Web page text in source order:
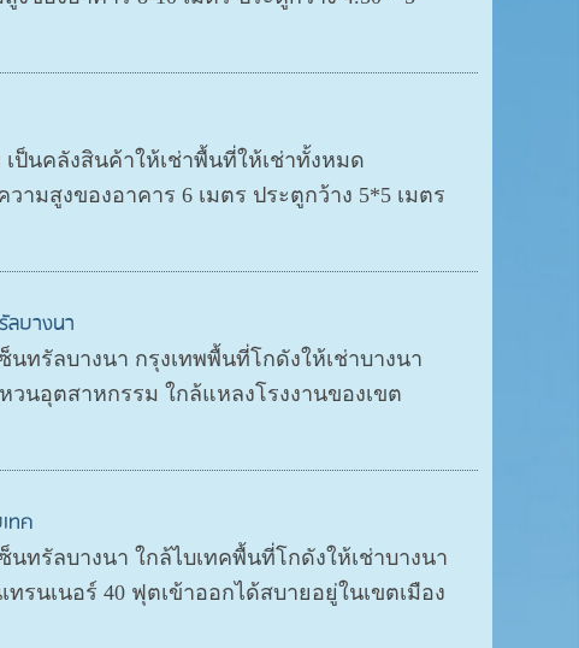
ป็นคลังสินค้าให้เช่าพื้นที่ให้เช่าทั้งหมด
ามสูงของอาคาร 6 เมตร ประตูกว้าง 5*5 เมตร
ลบางนา
นทรัลบางนา กรุงเทพพื้นที่โกดังให้เช่าบางนา
วนอุตสาหกรรม ใกล้แหลงโรงงานของเขต
ทค
นทรัลบางนา ใกล้ไบเทคพื้นที่โกดังให้เช่าบางนา
รนเนอร์ 40 ฟุตเข้าออกได้สบายอยู่ในเขตเมือง